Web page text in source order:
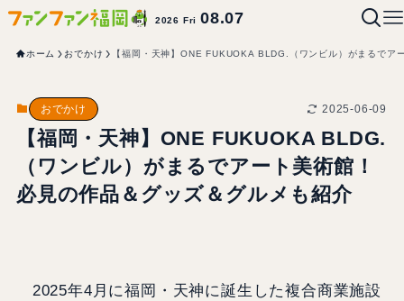
2026 Fri08.07
ホーム おでかけ 【福岡・天神】ONE FUKUOKA BLDG.（ワンビル）がまるでア
おでかけ 2025-06-09
【福岡・天神】ONE FUKUOKA BLDG.
（ワンビル）がまるでアート美術館！
必見の作品＆グッズ＆グルメも紹介
2025年4月に福岡・天神に誕生した複合商業施設